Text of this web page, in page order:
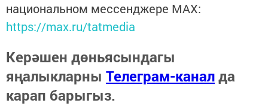
национальном мессенджере MАХ:
https://max.ru/tatmedia
Керәшен дөньясындагы
яңалыкларны Телеграм-каналда
карап барыгыз.